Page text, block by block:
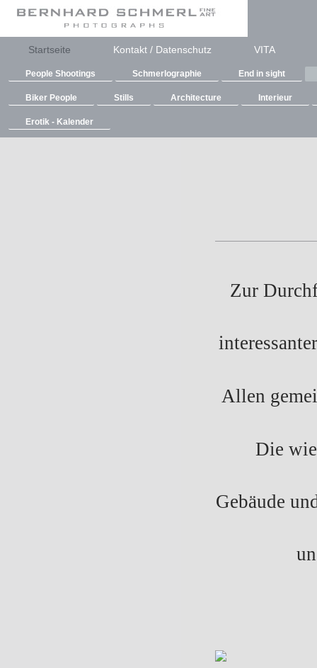
Startseite Kontakt / Datenschutz VITA
People Shootings Schmerlographie End in sight
Biker People Stills Architecture Interieur
Erotik - Kalender
Zur
interessanter
Allen
Die
Gebäude